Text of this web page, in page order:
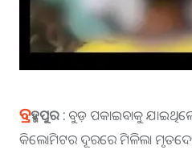
ବ୍ରହ୍ମପୁର : ବୁଡ଼ ପକାଇବାକୁ
କିଲୋମିଟର ଦୂରରେ ମିଳିଲା